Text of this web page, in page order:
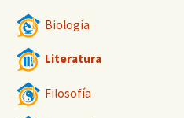
Biología
Literatura
Filosofía